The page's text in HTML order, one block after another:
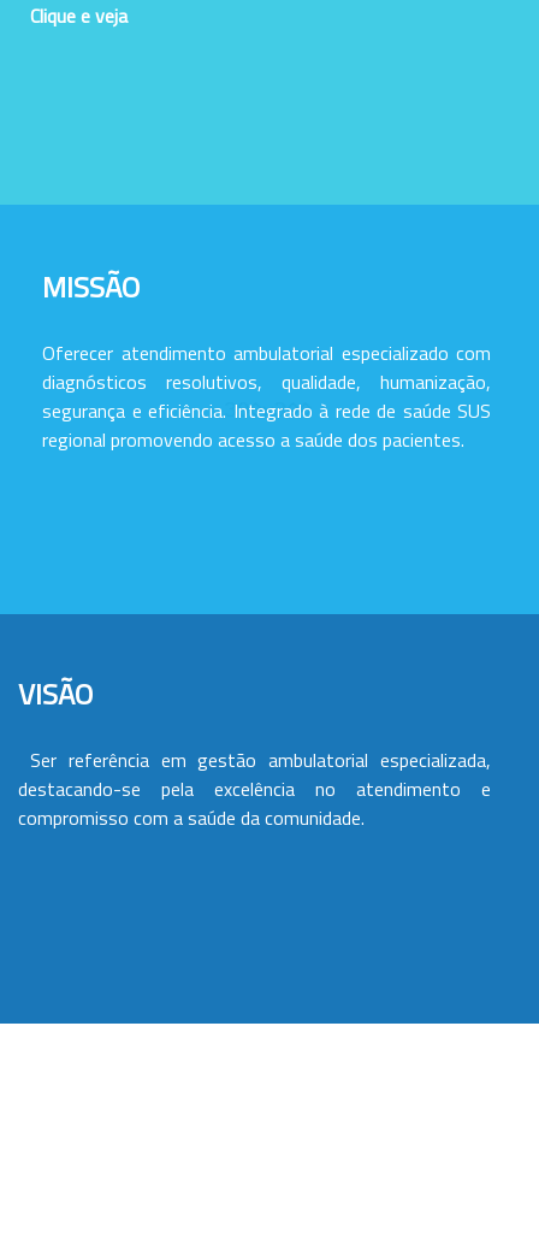
Clique e veja
MISSÃO
Oferecer atendimento ambulatorial especializado com
diagnósticos resolutivos, qualidade, humanização,
segurança e eficiência. Integrado à rede de saúde SUS
regional promovendo acesso a saúde dos pacientes.
VISÃO
Ser referência em gestão ambulatorial especializada,
destacando-se pela excelência no atendimento e
compromisso com a saúde da comunidade.